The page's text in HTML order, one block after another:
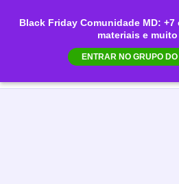
Black Friday Comunidade MD:
materiais e muito
ENTRAR NO GRUPO
para